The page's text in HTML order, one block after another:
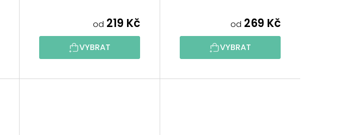
Ů
od 219 Kč
VYBRAT
od 269 Kč
VYBRAT